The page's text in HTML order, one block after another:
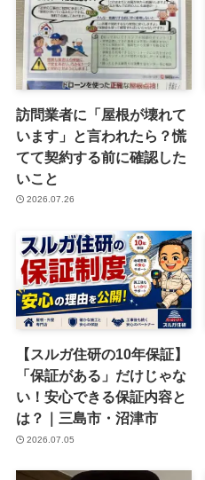
訪問業者に「屋根が壊れて
います」と言われたら？慌
てて契約する前に確認した
いこと
2026.07.26
【スルガ住研の10年保証】
「保証がある」だけじゃな
い！安心できる保証内容と
は？｜三島市・沼津市
2026.07.05